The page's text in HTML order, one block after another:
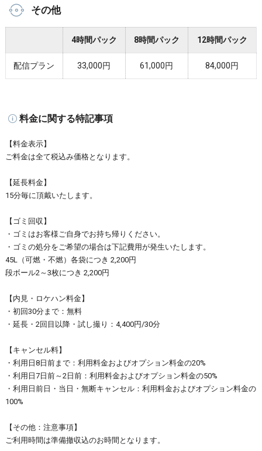
その他
4時間パック 8時間パック 12時間パック
配信プラン 33,000円 61,000円 84,000円
料金に関する特記事項
【料金表示】
ご料金は全て税込み価格となります。
【延長料金】
15分毎に頂戴いたします。
【ゴミ回収】
・ゴミはお客様ご自身でお持ち帰りください。
・ゴミの処分をご希望の場合は下記費用が発生いたします。
45L（可燃・不燃）各袋につき 2,200円
段ボール2～3枚につき 2,200円
【内見・ロケハン料金】
・初回30分まで：無料
・延長・2回目以降・試し撮り：4,400円/30分
【キャンセル料】
・利用日8日前まで：利用料金およびオプション料金の20%
・利用日7日前～2日前：利用料金およびオプション料金の50%
・利用日前日・当日・無断キャンセル：利用料金およびオプション料金の
100%
【その他：注意事項】
ご利用時間は準備撤収込のお時間となります。